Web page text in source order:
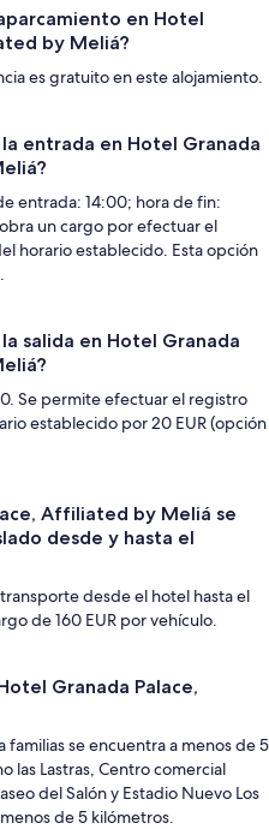
en Hotel
by Meliá?
es gratuito en este alojamiento.
entrada en Hotel Granada
entrada: 14:00; hora de fin:
un cargo por efectuar el
horario establecido. Esta opción
salida en Hotel Granada
Se permite efectuar el registro
establecido por 20 EUR (opción
Affiliated by Meliá se
desde y hasta el
desde el hotel hasta el
de 160 EUR por vehículo.
Granada Palace,
familias se encuentra a menos de 5
las Lastras, Centro comercial
del Salón y Estadio Nuevo Los
de 5 kilómetros.